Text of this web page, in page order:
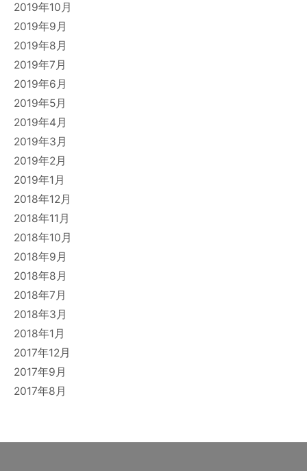
2019年10月
2019年9月
2019年8月
2019年7月
2019年6月
2019年5月
2019年4月
2019年3月
2019年2月
2019年1月
2018年12月
2018年11月
2018年10月
2018年9月
2018年8月
2018年7月
2018年3月
2018年1月
2017年12月
2017年9月
2017年8月